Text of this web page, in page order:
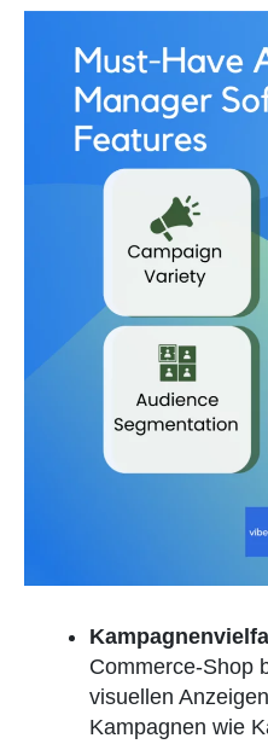
Commerce-Shop
visuellen
Kampagnen wie